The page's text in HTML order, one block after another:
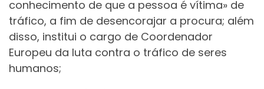
conhecimento de que a pessoa é vítima» de
tráfico, a fim de desencorajar a procura; além
disso, institui o cargo de Coordenador
Europeu da luta contra o tráfico de seres
humanos;